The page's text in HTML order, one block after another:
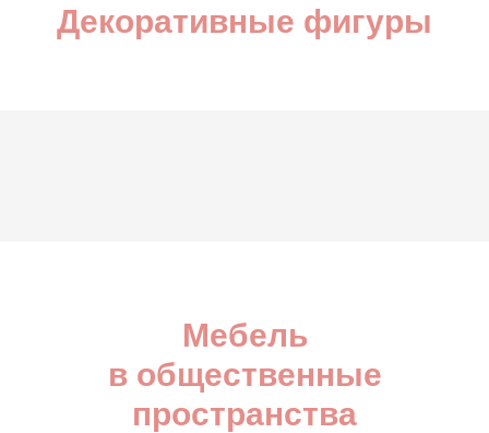
Декоративные фигуры
Мебель
в общественные
пространства